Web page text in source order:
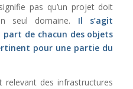
pas qu’un projet doit
seul domaine. Il s’agit
de chacun des objets
pour une partie du
relevant des infrastructures